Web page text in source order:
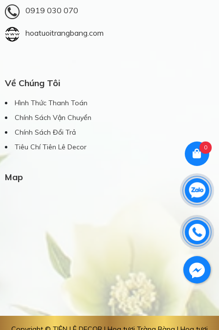
0919 030 070
hoatuoitrangbang.com
Về Chúng Tôi
Hình Thức Thanh Toán
Chính Sách Vận Chuyển
Chính Sách Đổi Trả
Tiêu Chí Tiên Lê Decor
Map
0